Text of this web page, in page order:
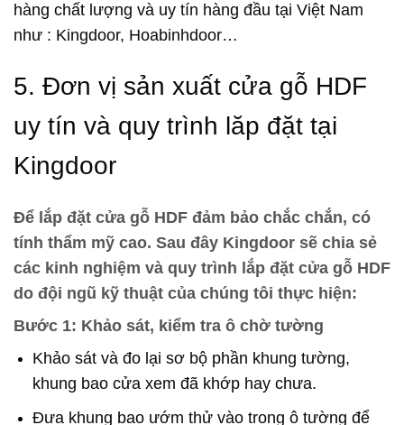
hàng chất lượng và uy tín hàng đầu tại Việt Nam
như : Kingdoor, Hoabinhdoor…
5. Đơn vị sản xuất cửa gỗ HDF
uy tín và quy trình lăp đặt tại
Kingdoor
Để lắp đặt cửa gỗ HDF đảm bảo chắc chắn, có
tính thẩm mỹ cao. Sau đây Kingdoor sẽ chia sẻ
các kinh nghiệm và quy trình lắp đặt cửa gỗ HDF
do đội ngũ kỹ thuật của chúng tôi thực hiện:
Bước 1: Khảo sát, kiểm tra ô chờ tường
Khảo sát và đo lại sơ bộ phần khung tường,
khung bao cửa xem đã khớp hay chưa.
Đưa khung bao ướm thử vào trong ô tường để